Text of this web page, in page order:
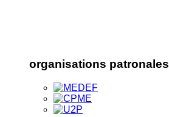
organisations patronales